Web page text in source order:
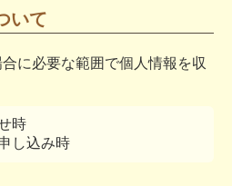
いて
に必要な範囲で個人情報を収
時
し込み時